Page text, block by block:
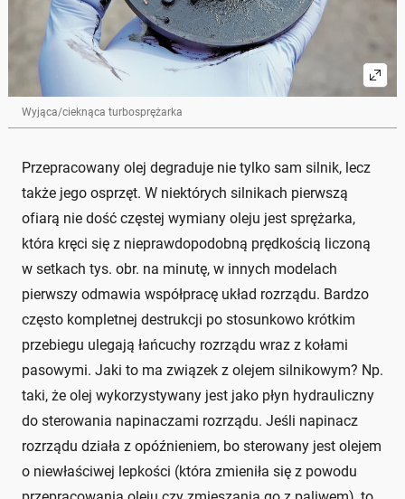
Wyjąca/cieknąca turbosprężarka
Przepracowany olej degraduje nie tylko sam silnik, lecz
także jego osprzęt. W niektórych silnikach pierwszą
ofiarą nie dość częstej wymiany oleju jest sprężarka,
która kręci się z nieprawdopodobną prędkością liczoną
w setkach tys. obr. na minutę, w innych modelach
pierwszy odmawia współpracę układ rozrządu. Bardzo
często kompletnej destrukcji po stosunkowo krótkim
przebiegu ulegają łańcuchy rozrządu wraz z kołami
pasowymi. Jaki to ma związek z olejem silnikowym? Np.
taki, że olej wykorzystywany jest jako płyn hydrauliczny
do sterowania napinaczami rozrządu. Jeśli napinacz
rozrządu działa z opóźnieniem, bo sterowany jest olejem
o niewłaściwej lepkości (która zmieniła się z powodu